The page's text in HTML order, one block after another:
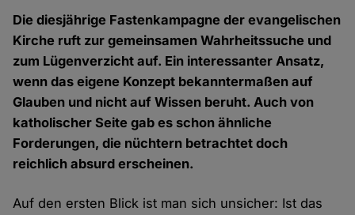
Die diesjährige Fastenkampagne der evangelischen
Kirche ruft zur gemeinsamen Wahrheitssuche und
zum Lügenverzicht auf. Ein interessanter Ansatz,
wenn das eigene Konzept bekanntermaßen auf
Glauben und nicht auf Wissen beruht. Auch von
katholischer Seite gab es schon ähnliche
Forderungen, die nüchtern betrachtet doch
reichlich absurd erscheinen.
Auf den ersten Blick ist man sich unsicher: Ist das